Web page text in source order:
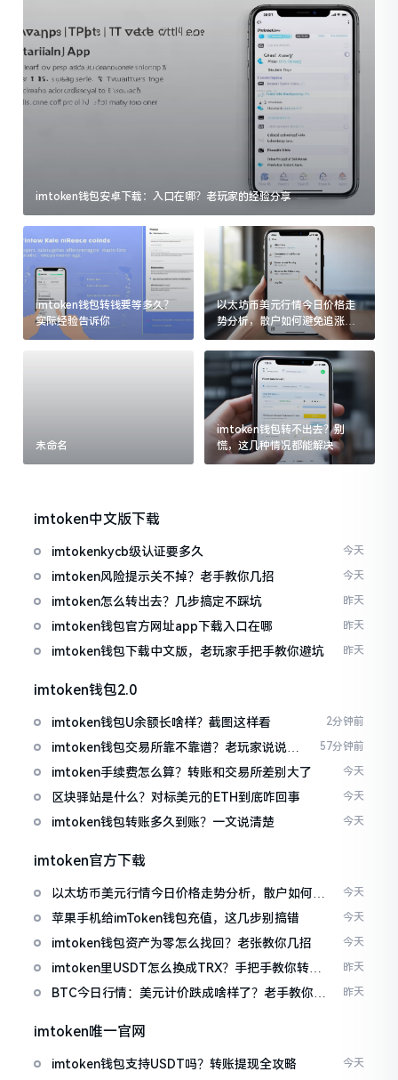
imtoken钱包安卓下载：入口在哪？老玩家的经验分享
imtoken钱包转钱要等多久？
实际经验告诉你
以太坊币美元行情今日价格走
势分析，散户如何避免追涨杀
跌被套牢
未命名
imtoken钱包转不出去？别
慌，这几种情况都能解决
imtoken中文版下载
imtokenkycb级认证要多久 今天
imtoken风险提示关不掉？老手教你几招 今天
imtoken怎么转出去？几步搞定不踩坑 昨天
imtoken钱包官方网址app下载入口在哪 昨天
imtoken钱包下载中文版，老玩家手把手教你避坑 昨天
imtoken钱包2.0
imtoken钱包U余额长啥样？截图这样看 2分钟前
imtoken钱包交易所靠不靠谱？老玩家说说心
里话
57分钟前
imtoken手续费怎么算？转账和交易所差别大了 今天
区块驿站是什么？对标美元的ETH到底咋回事 今天
imtoken钱包转账多久到账？一文说清楚 今天
imtoken官方下载
以太坊币美元行情今日价格走势分析，散户如何避
免追涨杀跌被套牢
今天
苹果手机给imToken钱包充值，这几步别搞错 今天
imtoken钱包资产为零怎么找回？老张教你几招 今天
imtoken里USDT怎么换成TRX？手把手教你转成
波场币
昨天
BTC今日行情：美元计价跌成啥样了？老手教你咋
昨天
imtoken唯一官网
imtoken钱包支持USDT吗？转账提现全攻略 今天